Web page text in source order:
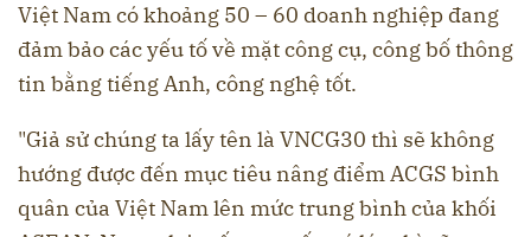
Việt Nam có khoảng 50 – 60 doanh nghiệp đang
đảm bảo các yếu tố về mặt công cụ, công bố thông
tin bằng tiếng Anh, công nghệ tốt.
"Giả sử chúng ta lấy tên là VNCG30 thì sẽ không
hướng được đến mục tiêu nâng điểm ACGS bình
quân của Việt Nam lên mức trung bình của khối